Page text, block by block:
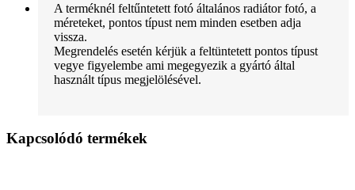
A terméknél feltűntetett fotó általános radiátor fotó, a
méreteket, pontos típust nem minden esetben adja
vissza.
Megrendelés esetén kérjük a feltüntetett pontos típust
vegye figyelembe ami megegyezik a gyártó által
használt típus megjelölésével.
Kapcsolódó termékek